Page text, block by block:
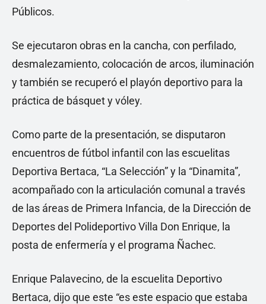
Públicos.
Se ejecutaron obras en la cancha, con perfilado,
desmalezamiento, colocación de arcos, iluminación
y también se recuperó el playón deportivo para la
práctica de básquet y vóley.
Como parte de la presentación, se disputaron
encuentros de fútbol infantil con las escuelitas
Deportiva Bertaca, “La Selección” y la “Dinamita”,
acompañado con la articulación comunal a través
de las áreas de Primera Infancia, de la Dirección de
Deportes del Polideportivo Villa Don Enrique, la
posta de enfermería y el programa Ñachec.
Enrique Palavecino, de la escuelita Deportivo
Bertaca, dijo que este “es este espacio que estaba